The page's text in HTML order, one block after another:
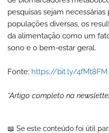
pesquisas sejam
populações diversas, os
da alimentação como um
sono e o bem-estar geral.
Fonte: https://bit.ly/4fMt8FM
*Artigo completo na
📖 Se este conteúdo foi útil